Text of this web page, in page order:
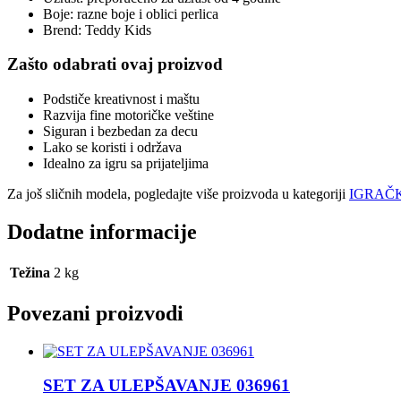
Boje: razne boje i oblici perlica
Brend: Teddy Kids
Zašto odabrati ovaj proizvod
Podstiče kreativnost i maštu
Razvija fine motoričke veštine
Siguran i bezbedan za decu
Lako se koristi i održava
Idealno za igru sa prijateljima
Za još sličnih modela, pogledajte više proizvoda u kategoriji
Dodatne informacije
Težina 2 kg
Povezani proizvodi
SET ZA ULEPŠAVANJE 036961